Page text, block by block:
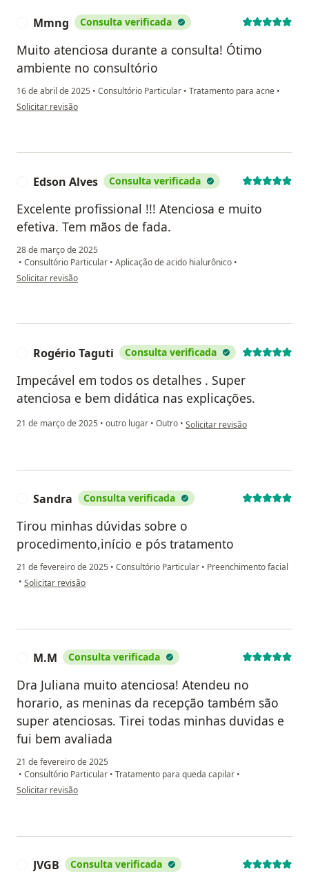
Mmng Consulta verificada
Muito atenciosa durante a consulta! Ótimo
ambiente no consultório
16 de abril de 2025 • Consultório Particular • Tratamento para acne •
na opinião do utilizador Mmng
Solicitar revisão
Edson Alves Consulta verificada
Excelente profissional !!! Atenciosa e muito
efetiva. Tem mãos de fada.
28 de março de 2025
• Consultório Particular • Aplicação de acido hialurônico •
na opinião do utilizador Edson Alves
Solicitar revisão
Rogério Taguti Consulta verificada
Impecável em todos os detalhes . Super
atenciosa e bem didática nas explicações.
21 de março de 2025 • outro lugar • Outro • na opinião do utilizador Rogério
Solicitar revisão
Sandra Consulta verificada
Tirou minhas dúvidas sobre o
procedimento,início e pós tratamento
21 de fevereiro de 2025 • Consultório Particular • Preenchimento facial
• na opinião do utilizador Sandra
Solicitar revisão
M.M Consulta verificada
Dra Juliana muito atenciosa! Atendeu no
horario, as meninas da recepção também são
super atenciosas. Tirei todas minhas duvidas e
fui bem avaliada
21 de fevereiro de 2025
• Consultório Particular • Tratamento para queda capilar •
na opinião do utilizador M.M
Solicitar revisão
JVGB Consulta verificada